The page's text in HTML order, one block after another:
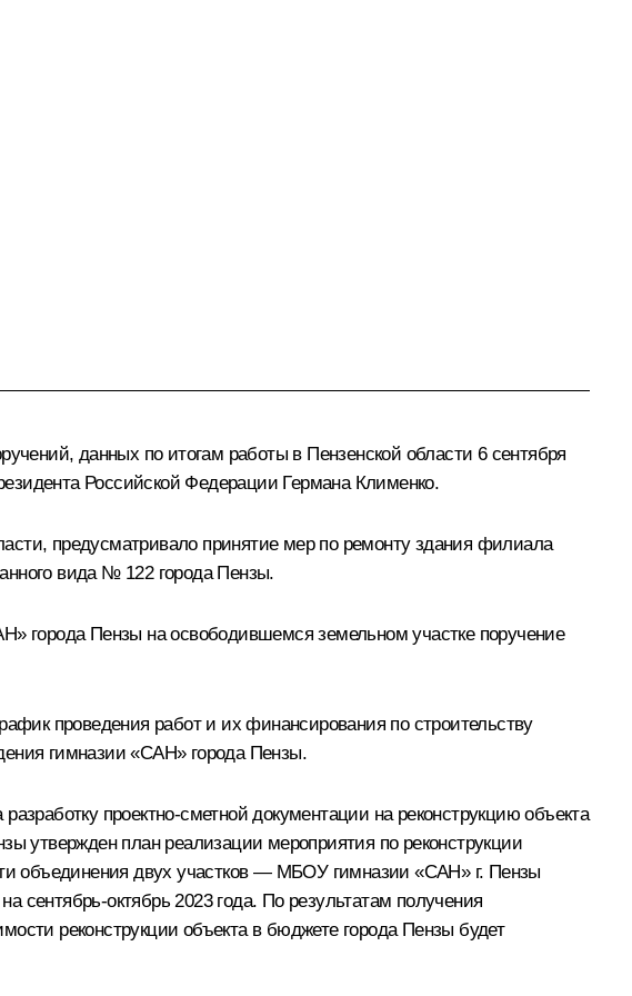
данных по итогам работы в Пензенской области 6 сентября
Российской Федерации Германа Клименко.
предусматривало принятие мер по ремонту здания филиала
вида № 122 города Пензы.
города Пензы на освободившемся земельном участке поручение
проведения работ и их финансирования по строительству
гимназии «САН» города Пензы.
проектно-сметной документации на реконструкцию объекта
утвержден план реализации мероприятия по реконструкции
объединения двух участков — МБОУ гимназии «САН» г. Пензы
октябрь 2023 года. По результатам получения
реконструкции объекта в бюджете города Пензы будет